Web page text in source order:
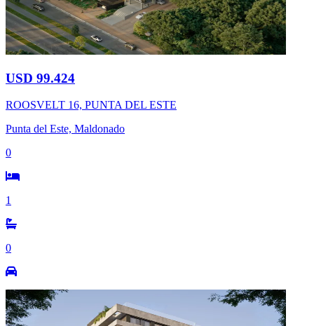
USD 99.424
ROOSVELT 16, PUNTA DEL ESTE
Punta del Este, Maldonado
0
1
0